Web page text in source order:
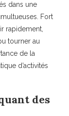
dans une
Fort
rapidement,
tourner au
de la
d’activités
des